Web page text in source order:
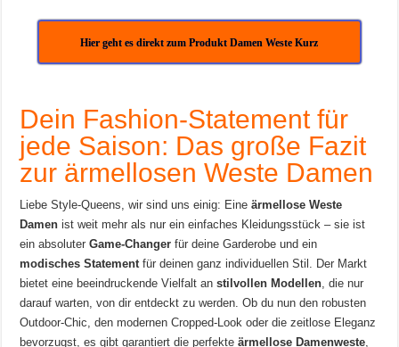
Hier geht es direkt zum Produkt Damen Weste Kurz
Dein Fashion-Statement für
jede Saison: Das große Fazit
zur ärmellosen Weste Damen
Liebe Style-Queens, wir sind uns einig: Eineärmellose Weste
Damen ist weit mehr als nur ein einfaches Kleidungsstück – sie ist
ein absoluterGame-Changer für deine Garderobe und ein
modisches Statement für deinen ganz individuellen Stil. Der Markt
bietet eine beeindruckende Vielfalt anstilvollen Modellen , die nur
darauf warten, von dir entdeckt zu werden. Ob du nun den robusten
Outdoor-Chic, den modernen Cropped-Look oder die zeitlose Eleganz
bevorzugst, es gibt garantiert die perfekteärmellose Damenweste